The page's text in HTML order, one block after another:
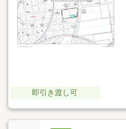
即引き渡し可